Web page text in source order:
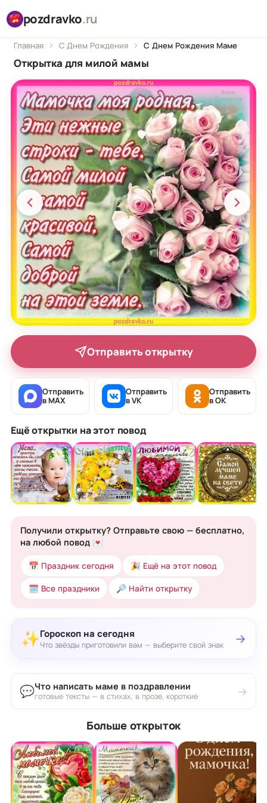
pozdravko.ru
Главная С Днем Рождения С Днем Рождения Маме
Открытка для милой мамы
Отправить открытку
Отправить
в MAX
Отправить
в VK
Отправить
в OK
Ещё открытки на этот повод
Получили открытку? Отправьте свою — бесплатно,
на любой повод 💌
📅 Праздник сегодня 🎉 Ещё на этот повод
🗓 Все праздники 🔎 Найти открытку
✨Гороскоп на сегодня
Что звёзды приготовили вам — выберите свой знак →
💬Что написать маме в поздравлении
готовые тексты — в стихах, в прозе, короткие →
Больше открыток